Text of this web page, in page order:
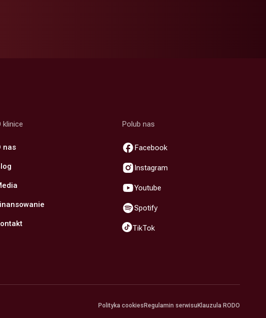
klinice
nas
Polub nas
Facebook
Instagram
Youtube
Spotify
TikTok
Polityka cookies Regulamin serwisu Klauzula RODO